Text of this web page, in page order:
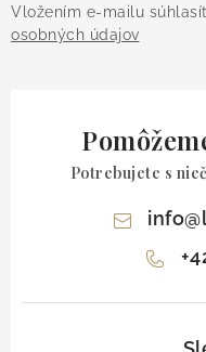
Vložením e-mailu
osobných údajov
Potrebujete s
info@